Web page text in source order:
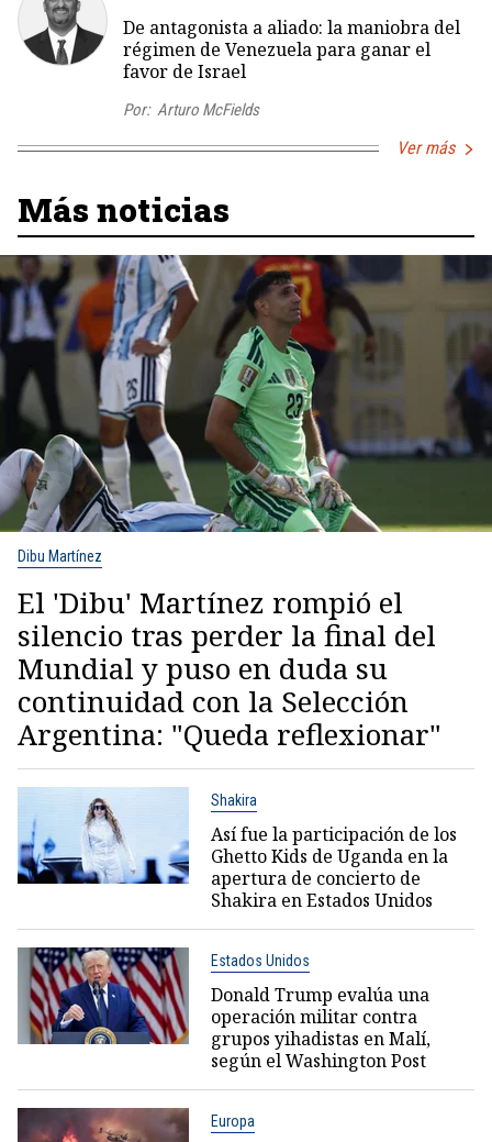
De antagonista a aliado: la maniobra del
régimen de Venezuela para ganar el
favor de Israel
Por: Arturo McFields
Ver más
Más noticias
Dibu Martínez
El 'Dibu' Martínez rompió el
silencio tras perder la final del
Mundial y puso en duda su
continuidad con la Selección
Argentina: "Queda reflexionar"
Shakira
Así fue la participación de los
Ghetto Kids de Uganda en la
apertura de concierto de
Shakira en Estados Unidos
Estados Unidos
Donald Trump evalúa una
operación militar contra
grupos yihadistas en Malí,
según el Washington Post
Europa